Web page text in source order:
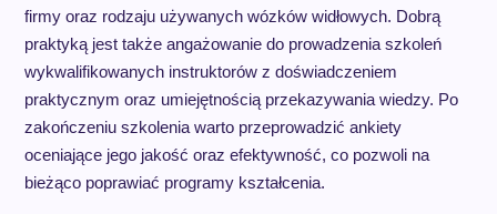
firmy oraz rodzaju używanych wózków widłowych. Dobrą
praktyką jest także angażowanie do prowadzenia szkoleń
wykwalifikowanych instruktorów z doświadczeniem
praktycznym oraz umiejętnością przekazywania wiedzy. Po
zakończeniu szkolenia warto przeprowadzić ankiety
oceniające jego jakość oraz efektywność, co pozwoli na
bieżąco poprawiać programy kształcenia.